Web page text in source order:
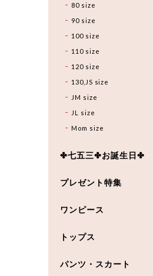
80 size
90 size
100 size
110 size
120 size
130,JS size
JM size
JL size
Mom size
✤七五三✤お誕生日✤
プレゼント特集
ワンピース
トップス
パンツ・スカート